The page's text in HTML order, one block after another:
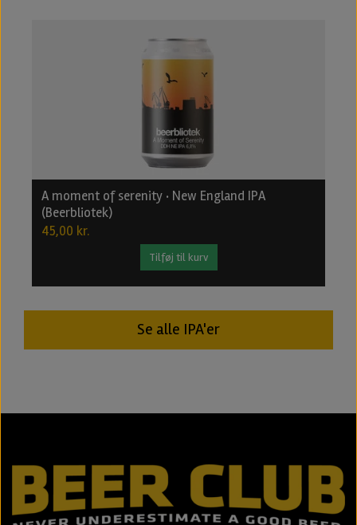
A moment of serenity · New England IPA
(Beerbliotek)
45,00 kr.
Tilføj til kurv
Se alle IPA'er